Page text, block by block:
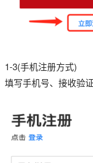
1-3(手机注册方式)
填写手机号、接收验